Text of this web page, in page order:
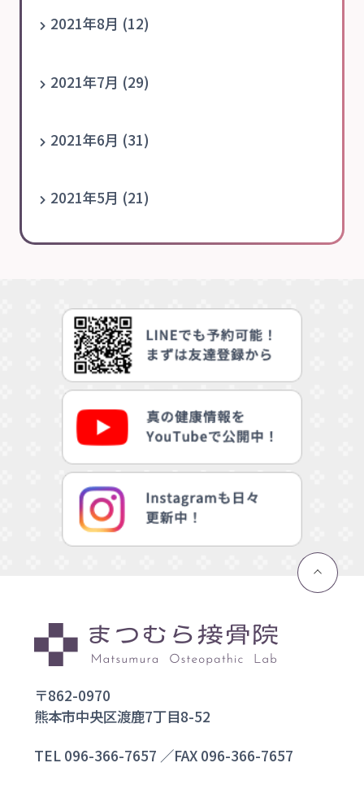
2021年8月 (12)
2021年7月 (29)
2021年6月 (31)
2021年5月 (21)
〒862-0970
熊本市中央区渡鹿7丁目8-52
TEL 096-366-7657 ／FAX 096-366-7657